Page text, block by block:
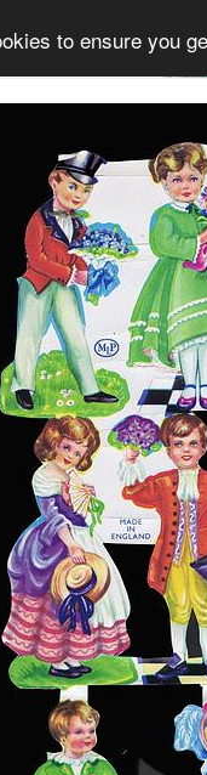
to ensure you
Sammlung